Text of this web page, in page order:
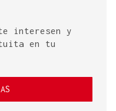
interesen y
en tu